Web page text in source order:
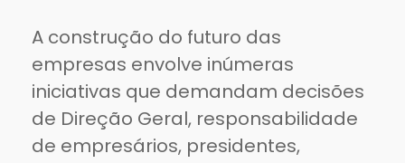
A construção do futuro das
empresas envolve inúmeras
iniciativas que demandam decisões
de Direção Geral, responsabilidade
de empresários, presidentes,